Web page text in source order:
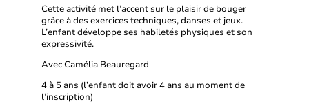
Cette activité met l’accent sur le plaisir de bouger
grâce à des exercices techniques, danses et jeux.
L’enfant développe ses habiletés physiques et son
expressivité.
Avec Camélia Beauregard
4 à 5 ans (l’enfant doit avoir 4 ans au moment de
l’inscription)